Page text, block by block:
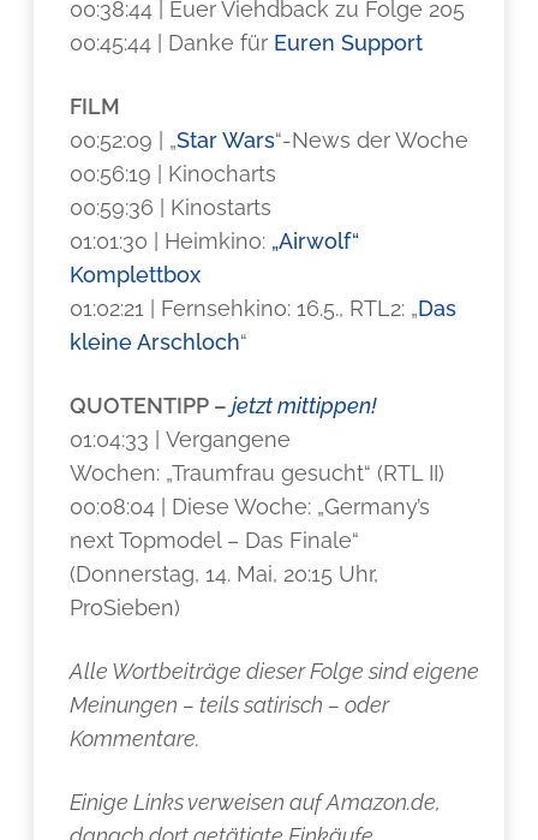
00:38:44 | Euer Viehdback zu Folge 205
00:45:44 | Danke für Euren Support
FILM
00:52:09 | „Star Wars“-News der Woche
00:56:19 | Kinocharts
00:59:36 | Kinostarts
01:01:30 | Heimkino: „Airwolf“
Komplettbox
01:02:21 | Fernsehkino: 16.5., RTL2: „Das
kleine Arschloch“
QUOTENTIPP –jetzt mittippen!
01:04:33 | Vergangene
Wochen: „Traumfrau gesucht“ (RTL II)
00:08:04 | Diese Woche: „Germany’s
next Topmodel – Das Finale“
(Donnerstag, 14. Mai, 20:15 Uhr,
ProSieben)
Alle Wortbeiträge dieser Folge sind eigene
Meinungen – teils satirisch – oder
Kommentare.
Einige Links verweisen auf Amazon.de,